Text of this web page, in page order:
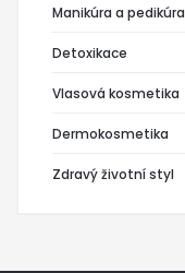
Manikúra a pedikúra
Detoxikace
Vlasová kosmetika
Dermokosmetika
Zdravý životní styl